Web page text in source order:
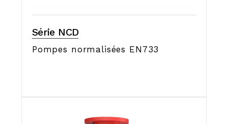
Série NCD
Pompes normalisées EN733